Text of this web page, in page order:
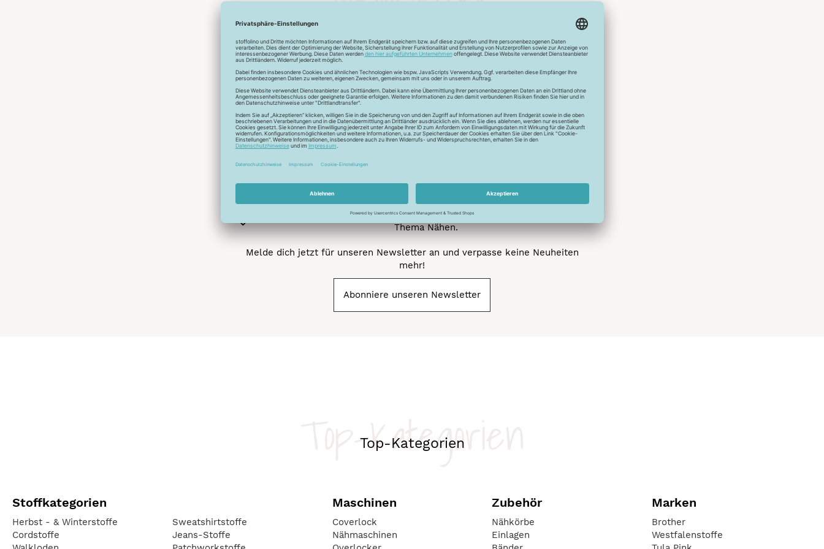
Abonniere jetzt unseren exklusiven Newsletter und profitiere von zahlreichen
Aktionen und Rabatte: Als Newsletter Abonnent erfährst du als erstes
von unseren Aktionen und Rabatten!
Neue Stoffe entdecken: Wir informieren dich regelmäßig über die
neuesten Stofftrends der Saison. Plane mit uns deine neuen
Nähprojekte.
Inspiration: Lass dich von unseren kreativen Ideen und Nähbeispielen
inspirieren! Wir teilen mit dir unsere DIY-Ideen und verraten dir die
Veranstaltungen: Kein Event ohne dich! Denn du erfährst vor allen
anderen von unseren geplanten Events.
Gewinnspiele: Sichere dir deine Chance auf tolle Preise rund um das
Thema Nähen.
Melde dich jetzt für unseren Newsletter an und verpasse keine Neuheiten
mehr!
Abonniere unseren Newsletter
Top-Kategorien
Top-Kategorien
Stoffkategorien
Herbst - & Winterstoffe
Cordstoffe
Sweatshirtstoffe
Jeans-Stoffe
Maschinen
Coverlock
Nähmaschinen
Zubehör
Nähkörbe
Einlagen
Marken
Brother
Westfalenstoffe